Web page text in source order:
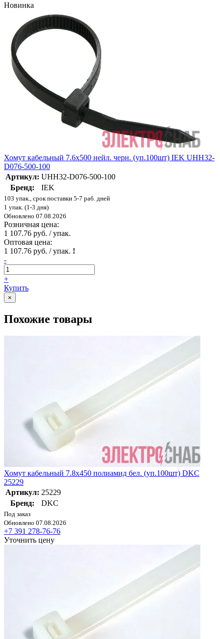
Новинка
Хомут кабельный 7.6х500 нейл. черн. (уп.100шт) IEK UHH32-
D076-500-100
Артикул: UHH32-D076-500-100
Бренд:
IEK
103 упак., срок поставки 5-7 раб. дней
1 упак. (1-3 дня)
Обновлено 07.08.2026
Розничная цена:
1 107.76 руб. / упак.
Оптовая цена:
1 107.76 руб. / упак. !
-
+
Купить
×
Похожие товары
Хомут кабельный 7.8х450 полиамид бел. (уп.100шт) DKC
25229
Артикул: 25229
Бренд:
DKC
Под заказ
Обновлено 07.08.2026
+7 391 278-76-76
Уточнить цену